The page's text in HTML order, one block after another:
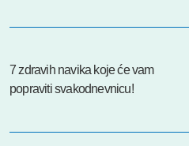
7 zdravih navika koje će vam
popraviti svakodnevnicu!